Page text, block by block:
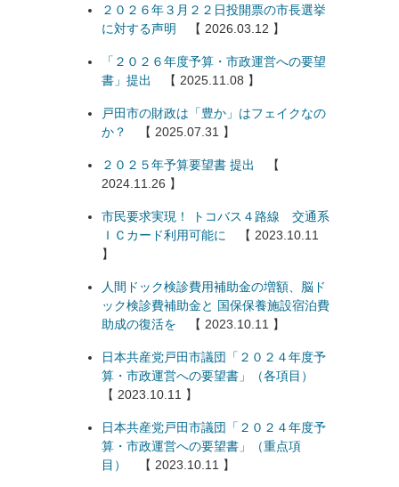
２０２６年３月２２日投開票の市長選挙
に対する声明
【 2026.03.12 】
「２０２６年度予算・市政運営への要望
書」提出
【 2025.11.08 】
戸田市の財政は「豊か」はフェイクなの
か？
【 2025.07.31 】
２０２５年予算要望書 提出
【
2024.11.26 】
市民要求実現！ トコバス４路線 交通系
ＩＣカード利用可能に
【 2023.10.11
】
人間ドック検診費用補助金の増額、脳ド
ック検診費補助金と 国保保養施設宿泊費
助成の復活を 【 2023.10.11 】
日本共産党戸田市議団「２０２４年度予
算・市政運営への要望書」（各項目）
【 2023.10.11 】
日本共産党戸田市議団「２０２４年度予
算・市政運営への要望書」（重点項
目）
【 2023.10.11 】